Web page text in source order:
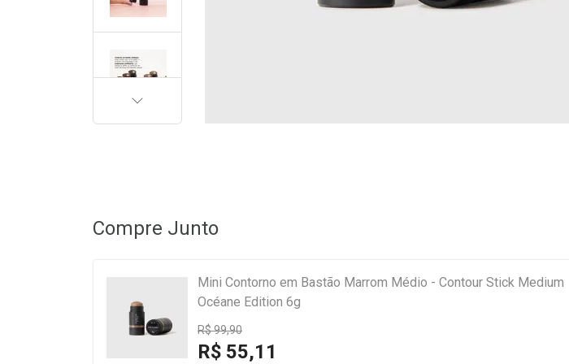
PRÓXIMA
Compre Junto
Mini Contorno em Bastão Marrom Médio - Contour Stick Medium
Océane Edition 6g
R$ 99,90
R$ 55,11